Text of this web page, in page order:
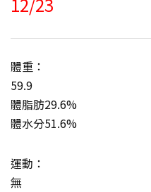
體重：
59.9
體脂肪29.6%
體水分51.6%
運動：
無